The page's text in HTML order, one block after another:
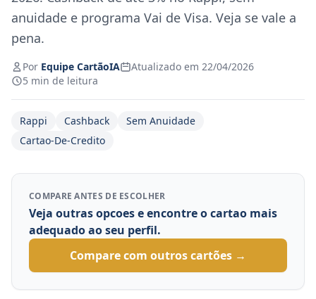
anuidade e programa Vai de Visa. Veja se vale a
pena.
Por Equipe CartãoIA
Atualizado em 22/04/2026
5 min de leitura
Rappi Cashback
Sem Anuidade
Cartao-De-Credito
COMPARE ANTES DE ESCOLHER
Veja outras opcoes e encontre o cartao mais
adequado ao seu perfil.
Compare com outros cartões →